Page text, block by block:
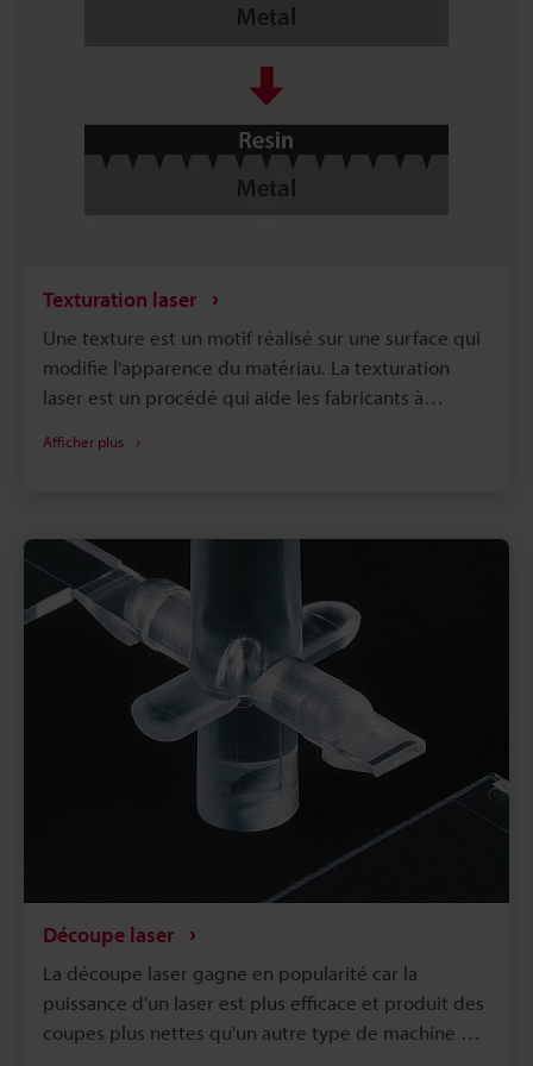
Texturation laser
Une texture est un motif réalisé sur une surface qui
modifie l'apparence du matériau. La texturation
laser est un procédé qui aide les fabricants à
souhaité. Il existe de nombreuses façons d'ajouter
l'environnement et biocompatible. Un marqueur
laser peut texturer le métal, la céramique et le
plastique. À l'origine, les lasers étaient utilisés pour
obtenir une texture qui améliore la friction,
l'esthétique, l'adhérence ou la conductivité d'une
pièce. Cela reste d'actualité, mais la texturation
laser a désormais étendu ses applications au
domaine médical en raison de sa biocompatibilité.
Afficher plus
Découpe laser
La découpe laser gagne en popularité car la
puissance d'un laser est plus efficace et produit des
coupes plus nettes qu'un autre type de machine de